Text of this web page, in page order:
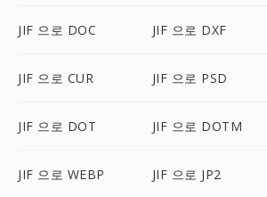
JIF 으로 DOC JIF 으로 DXF
JIF 으로 CUR JIF 으로 PSD
JIF 으로 DOT JIF 으로 DOTM
JIF 으로 WEBP JIF 으로 JP2